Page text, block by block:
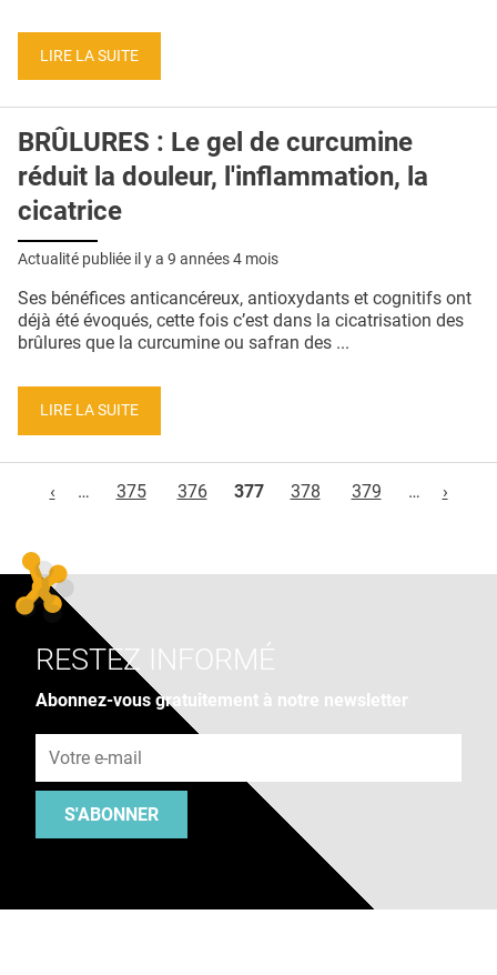
LIRE LA SUITE
BRÛLURES : Le gel de curcumine
réduit la douleur, l'inflammation, la
cicatrice
Actualité publiée il y a 9 années 4 mois
Ses bénéfices anticancéreux, antioxydants et cognitifs ont
déjà été évoqués, cette fois c’est dans la cicatrisation des
brûlures que la curcumine ou safran des ...
LIRE LA SUITE
‹
… 375 376 377 378 379 … ›
RESTEZ INFORMÉ
Abonnez-vous gratuitement à notre newsletter
S'ABONNER